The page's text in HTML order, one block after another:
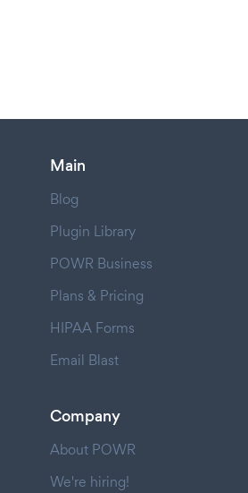
Main
Blog
Plugin Library
POWR Business
Plans & Pricing
HIPAA Forms
Email Blast
Company
About POWR
We're hiring!